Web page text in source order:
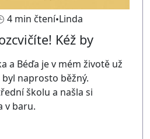
4 min čtení Linda
Kéž by
a Béďa je v mém životě už
naprosto běžný.
školu a našla si
v baru.